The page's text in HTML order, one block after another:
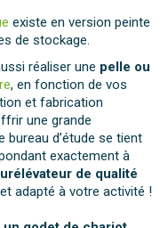
existe en version peinte
de stockage.
réaliser une pelle ou
, en fonction de vos
et fabrication
une grande
bureau d’étude se tient
exactement à
de qualité
adapté à votre activité !